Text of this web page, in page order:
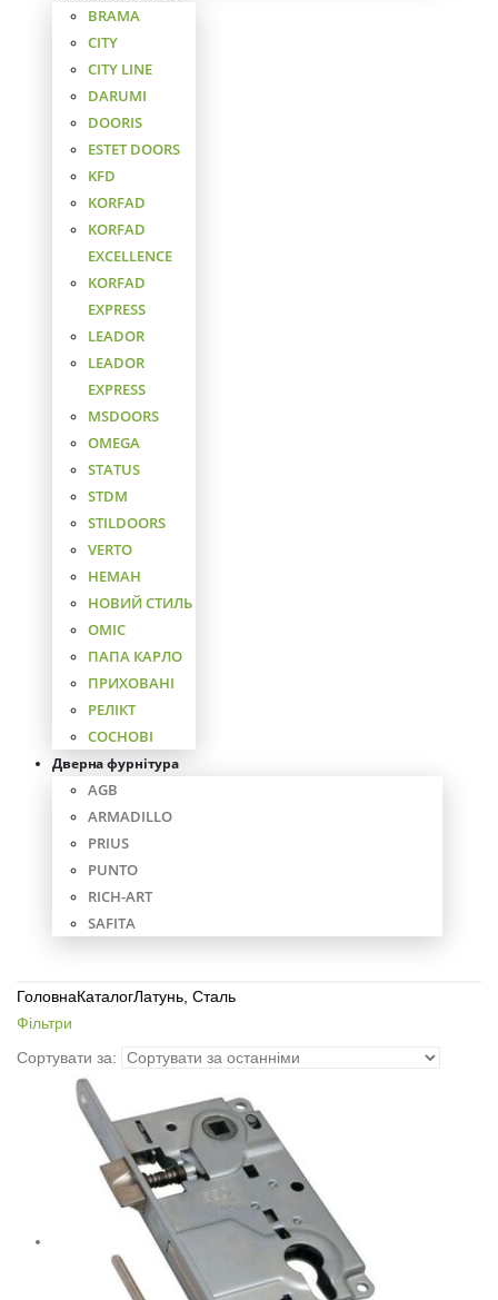
BRAMA
CITY
CITY LINE
DARUMI
DOORIS
ESTET DOORS
KFD
KORFAD
KORFAD
EXCELLENCE
KORFAD
EXPRESS
LEADOR
LEADOR
EXPRESS
MSDOORS
OMEGA
STATUS
STDM
STILDOORS
VERTO
НЕМАН
НОВИЙ СТИЛЬ
ОМІС
ПАПА КАРЛО
ПРИХОВАНІ
РЕЛІКТ
СОСНОВІ
Дверна фурнітура
AGB
ARMADILLO
PRIUS
PUNTO
RICH-ART
SAFITA
ГоловнаКаталогЛатунь, Сталь
Фільтри
Сортувати за: